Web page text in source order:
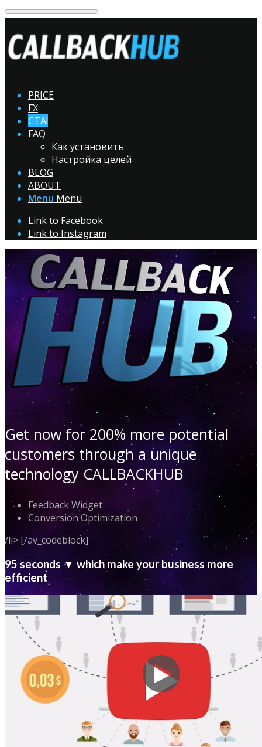
PRICE
FX
CTA!
FAQ
Как установить
Настройка целей
BLOG
ABOUT
Menu Menu
Link to Facebook
Link to Instagram
Get now for 200% more potential
customers through a unique
technology CALLBACKHUB
Feedback Widget
Conversion Optimization
/li> [/av_codeblock]
95 seconds ▼ which make your business more
efficient